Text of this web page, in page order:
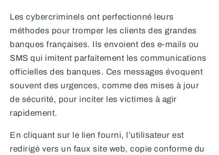
Les cybercriminels ont perfectionné leurs
méthodes pour tromper les clients des grandes
banques françaises. Ils envoient des e-mails ou
SMS qui imitent parfaitement les communications
officielles des banques. Ces messages évoquent
souvent des urgences, comme des mises à jour
de sécurité, pour inciter les victimes à agir
rapidement.
En cliquant sur le lien fourni, l’utilisateur est
redirigé vers un faux site web, copie conforme du